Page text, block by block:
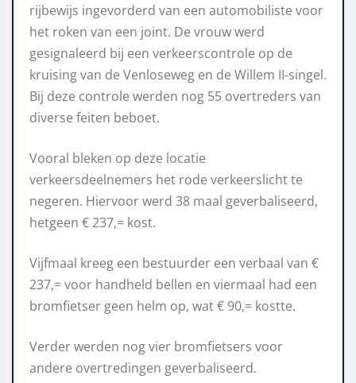
rijbewijs ingevorderd van een automobiliste voor
het roken van een joint. De vrouw werd
gesignaleerd bij een verkeerscontrole op de
kruising van de Venloseweg en de Willem II-singel.
Bij deze controle werden nog 55 overtreders van
diverse feiten beboet.
Vooral bleken op deze locatie
verkeersdeelnemers het rode verkeerslicht te
negeren. Hiervoor werd 38 maal geverbaliseerd,
hetgeen € 237,= kost.
Vijfmaal kreeg een bestuurder een verbaal van €
237,= voor handheld bellen en viermaal had een
bromfietser geen helm op, wat € 90,= kostte.
Verder werden nog vier bromfietsers voor
andere overtredingen geverbaliseerd.